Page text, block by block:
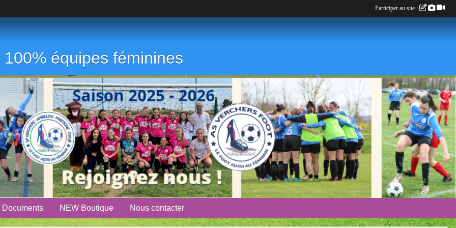
équipes féminines
Documents NEW Boutique Nous contacter
Participer au site :